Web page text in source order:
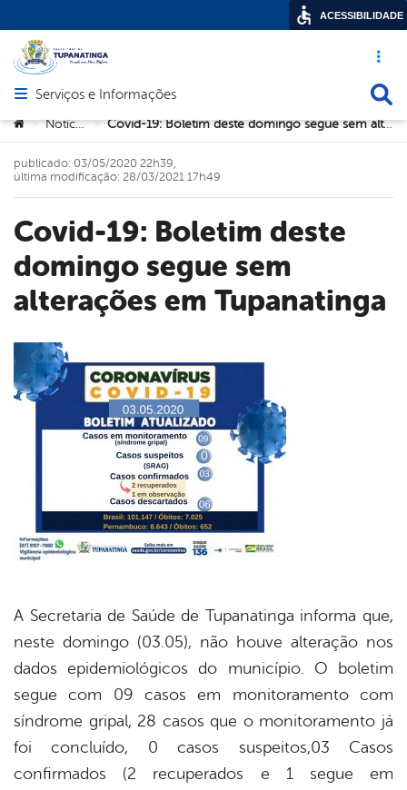
Acesso
Abrir menu principal de navegação
Serviços e Informações
Você está aqui:
> Notícias > Covid-19: Boletim deste domingo segue sem alterações em Tupanatinga
Covid-19: Boletim deste
domingo segue sem
alterações em Tupanatinga
publicado: 03/05/2020 22h39,
última modificação: 28/03/2021 17h49
A Secretaria de Saúde de Tupanatinga informa que,
neste domingo (03.05), não houve alteração nos
dados epidemiológicos do município. O boletim
segue com 09 casos em monitoramento com
síndrome gripal, 28 casos que o monitoramento já
foi concluído, 0 casos suspeitos,03 Casos
confirmados (2 recuperados e 1 segue em
ACESSIBILIDADE